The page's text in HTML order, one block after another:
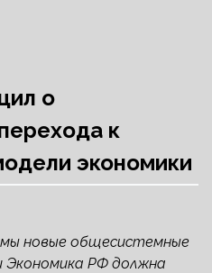
о
к
экономики
новые общесистемные
РФ должна